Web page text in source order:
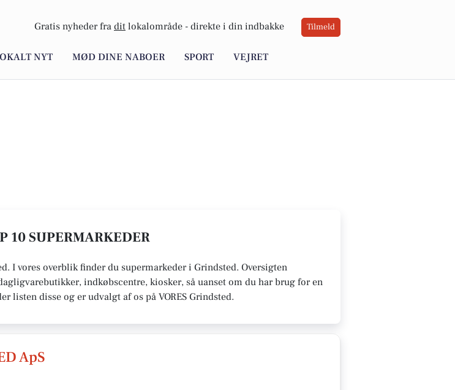
Gratis nyheder fra dit lokalområde - direkte i din indbakke Tilmeld
NYT MØD DINE NABOER SPORT VEJRET
10 SUPERMARKEDER
I vores overblik finder du supermarkeder i Grindsted. Oversigten
indkøbscentre, kiosker, så uanset om du har brug for en
listen disse og er udvalgt af os på VORES Grindsted.
ApS